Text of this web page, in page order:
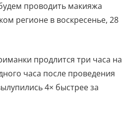
проводить макияжа
регионе в воскресенье, 28
продлится три часа на
часа после проведения
4× быстрее за